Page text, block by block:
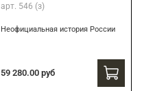
арт. 546 (з)
Неофициальная история России
59 280.00 руб